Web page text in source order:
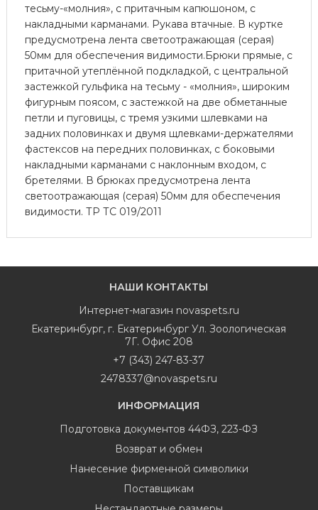
тесьму-«молния», с притачным капюшоном, с
накладными карманами. Рукава втачные. В куртке
предусмотрена лента светоотражающая (серая)
50мм для обеспечения видимости.Брюки прямые, с
притачной утеплённой подкладкой, с центральной
застежкой гульфика на тесьму - «молния», широким
фигурным поясом, с застежкой на две обметанные
петли и пуговицы, с тремя узкими шлевками на
задних половинках и двумя щлевками-держателями
фастексов на передних половинках, с боковыми
накладными карманами с наклонным входом, с
бретелями. В брюках предусмотрена лента
светоотражающая (серая) 50мм для обеспечения
видимости. ТР ТС 019/2011
НАШИ КОНТАКТЫ
Интернет-магазин novaspets.ru
Екатеринбург, г. Екатеринбург Ул. Зоологическая
7Г. Офис 208
+7 (343) 247-83-37
2478337@novaspets.ru
ИНФОРМАЦИЯ
Подготовка документов 44ФЗ, 223-ФЗ
Возврат и обмен
Нанесение фирменной символики
Поставщикам